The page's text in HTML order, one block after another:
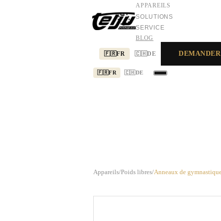
APPAREILS
SOLUTIONS
SERVICE
BLOG
🇫🇷FR 🇨🇭DE
🇫🇷FR 🇨🇭 DE
Appareils/Poids libres/Anneaux de